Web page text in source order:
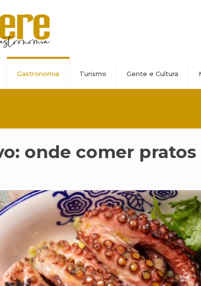
Gastronomia Turismo Gente e Cultura
onde comer